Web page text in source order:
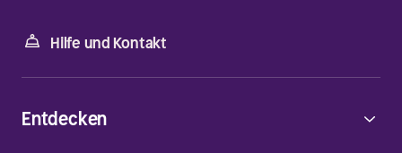
Hilfe und Kontakt
Entdecken